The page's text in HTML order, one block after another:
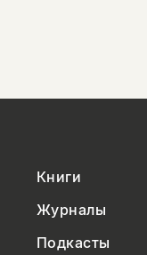
Книги
Журналы
Подкасты